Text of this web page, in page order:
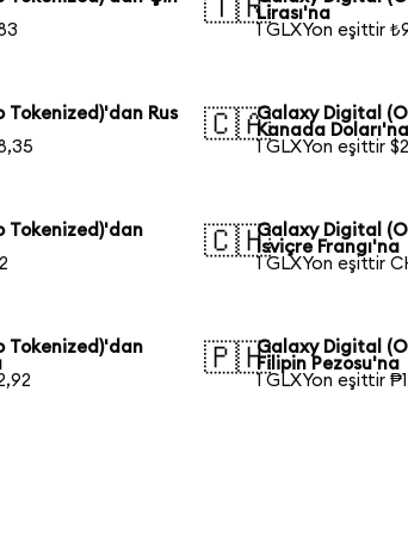
🇹🇷Lirası'na
1 GLXYon eşittir
Rus
🇨🇦Galaxy Digital
Kanada Doları'na
1 GLXYon eşittir
Tokenized)'dan
🇨🇭Galaxy Digital
İsviçre Frangı'na
1 GLXYon eşittir
Tokenized)'dan
🇵🇭Galaxy Digital
Filipin Pezosu'na
1 GLXYon eşittir